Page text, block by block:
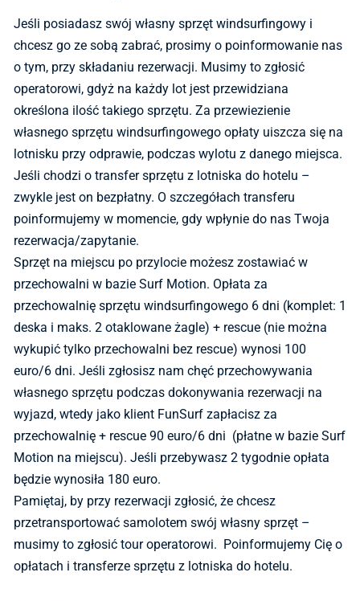
Jeśli posiadasz swój własny sprzęt windsurfingowy i
chcesz go ze sobą zabrać, prosimy o poinformowanie nas
o tym, przy składaniu rezerwacji. Musimy to zgłosić
operatorowi, gdyż na każdy lot jest przewidziana
określona ilość takiego sprzętu. Za przewiezienie
własnego sprzętu windsurfingowego opłaty uiszcza się na
lotnisku przy odprawie, podczas wylotu z danego miejsca.
Jeśli chodzi o transfer sprzętu z lotniska do hotelu –
zwykle jest on bezpłatny. O szczegółach transferu
poinformujemy w momencie, gdy wpłynie do nas Twoja
rezerwacja/zapytanie.
Sprzęt na miejscu po przylocie możesz zostawiać w
przechowalni w bazie Surf Motion. Opłata za
przechowalnię sprzętu windsurfingowego 6 dni (komplet: 1
deska i maks. 2 otaklowane żagle) + rescue (nie można
wykupić tylko przechowalni bez rescue) wynosi 100
euro/6 dni. Jeśli zgłosisz nam chęć przechowywania
własnego sprzętu podczas dokonywania rezerwacji na
wyjazd, wtedy jako klient FunSurf zapłacisz za
przechowalnię + rescue 90 euro/6 dni (płatne w bazie Surf
Motion na miejscu). Jeśli przebywasz 2 tygodnie opłata
będzie wynosiła 180 euro.
Pamiętaj, by przy rezerwacji zgłosić, że chcesz
przetransportować samolotem swój własny sprzęt –
musimy to zgłosić tour operatorowi. Poinformujemy Cię o
opłatach i transferze sprzętu z lotniska do hotelu.